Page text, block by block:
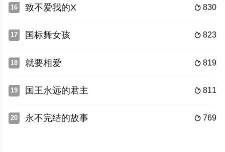
16  830
致不爱我的X
17  823
国标舞女孩
18  819
就要相爱
19  811
国王永远的君主
20  769
永不完结的故事